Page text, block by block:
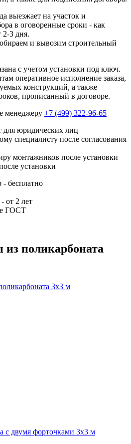
выезжает на участок и
в оговоренные сроки - как
2-3 дня.
и вывозим строительный
с учетом установки под ключ.
оперативное исполнение заказа,
конструкций, а также
прописанный в договоре.
менеджеру +7 (499) 322-96-65
для юридических лиц
специалисту после согласования
монтажников после установки
установки
бесплатно
от 2 лет
ГОСТ
поликарбоната
3х3 м
с двумя форточками 3х3 м